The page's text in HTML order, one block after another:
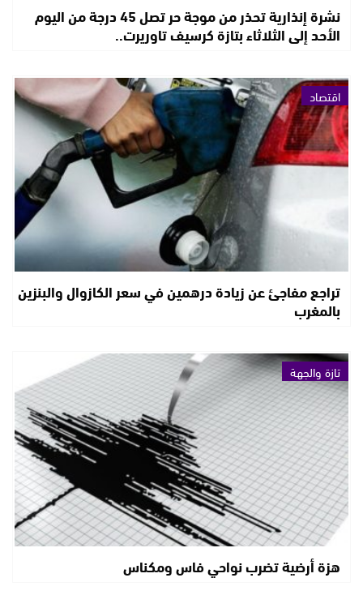
نشرة إنذارية تحذر من موجة حر تصل 45 درجة من اليوم
الأحد إلى الثلاثاء بتازة كرسيف تاوريرت..
اقتصاد
تراجع مفاجئ عن زيادة درهمين في سعر الكازوال والبنزين
بالمغرب
تازة والجهة
هزة أرضية تضرب نواحي فاس ومكناس